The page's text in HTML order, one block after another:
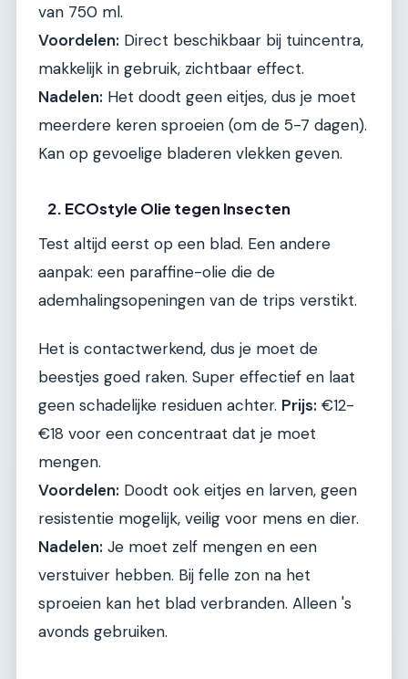
van 750 ml.
Voordelen: Direct beschikbaar bij tuincentra,
makkelijk in gebruik, zichtbaar effect.
Nadelen: Het doodt geen eitjes, dus je moet
meerdere keren sproeien (om de 5-7 dagen).
Kan op gevoelige bladeren vlekken geven.
2. ECOstyle Olie tegen Insecten
Test altijd eerst op een blad. Een andere
aanpak: een paraffine-olie die de
ademhalingsopeningen van de trips verstikt.
Het is contactwerkend, dus je moet de
beestjes goed raken. Super effectief en laat
geen schadelijke residuen achter. Prijs: €12-
€18 voor een concentraat dat je moet
mengen.
Voordelen: Doodt ook eitjes en larven, geen
resistentie mogelijk, veilig voor mens en dier.
Nadelen: Je moet zelf mengen en een
verstuiver hebben. Bij felle zon na het
sproeien kan het blad verbranden. Alleen 's
avonds gebruiken.